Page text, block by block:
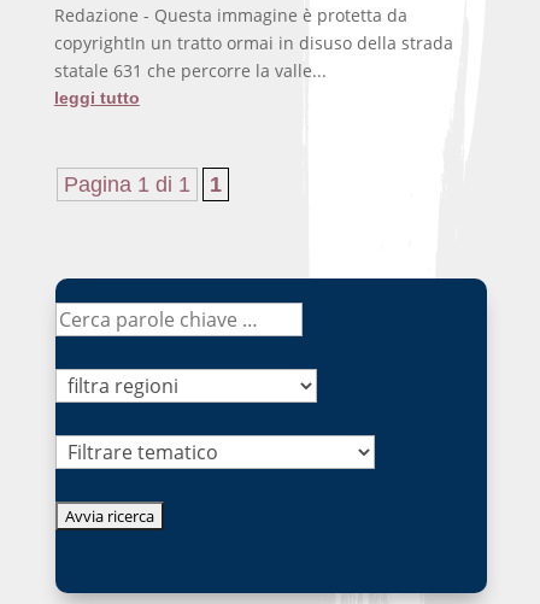
Redazione - Questa immagine è protetta da
copyrightIn un tratto ormai in disuso della strada
statale 631 che percorre la valle...
leggi tutto
Pagina 1 di 1 1
Tematico